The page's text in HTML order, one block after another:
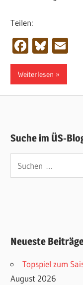
Teilen:
Facebook
Weiterlesen
Suche im ÜS-
Neueste
Topspiel zum
August 2026